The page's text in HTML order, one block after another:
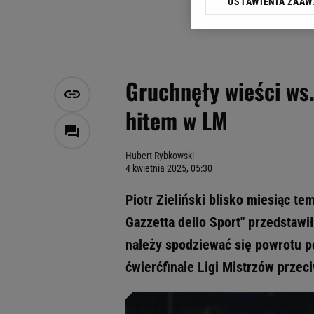
Gruchnęły wieści
hitem w LM
Hubert Rybkowski
4 kwietnia 2025, 05:30
Piotr Zieliński blisko miesiąc
Gazzetta dello Sport"
należy spodziewać się powrotu
ćwierćfinale Ligi Mistrzów
Klikając „Akceptuję”
Zaufanych Partnerów i
My, nasi Zaufani
Użycie dokładnych
Przechowywanie